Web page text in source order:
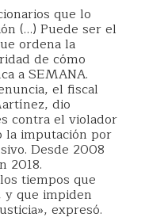
que lo
(…) Puede ser el
ordena la
de cómo
a SEMANA.
el fiscal
dio
contra el violador
la imputación por
Desde 2008
2018.
tiempos que
y que impiden
expresó.